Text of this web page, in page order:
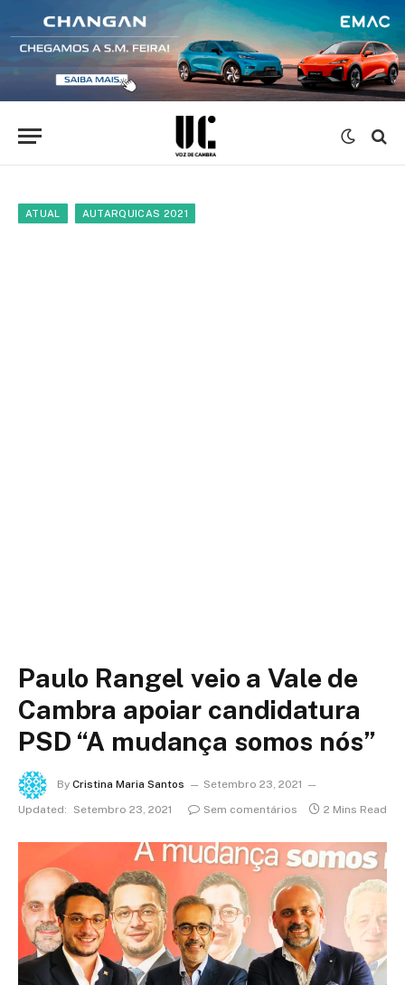
ATUAL AUTARQUICAS 2021
Paulo Rangel veio a Vale de
Cambra apoiar candidatura
PSD “A mudança somos nós”
By Cristina Maria Santos
Setembro 23, 2021
Updated:
Setembro 23, 2021 Sem comentários 2 Mins Read